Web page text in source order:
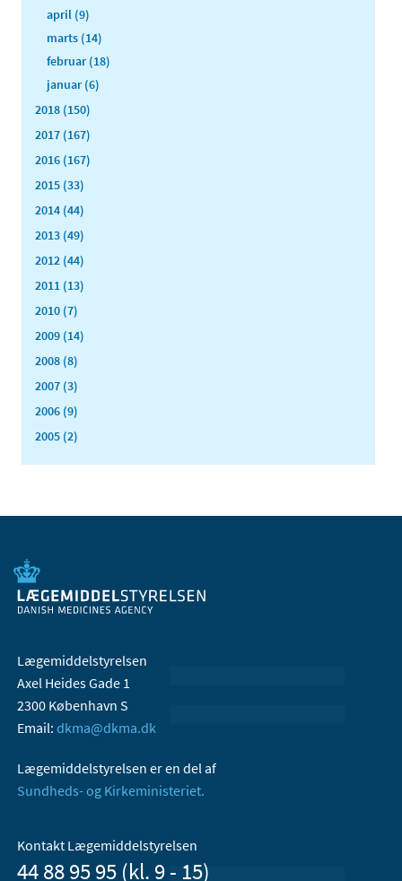
april (9)
marts (14)
februar (18)
januar (6)
2018 (150)
2017 (167)
2016 (167)
2015 (33)
2014 (44)
2013 (49)
2012 (44)
2011 (13)
2010 (7)
2009 (14)
2008 (8)
2007 (3)
2006 (9)
2005 (2)
Lægemiddelstyrelsen
Axel Heides Gade 1
2300 København S
Email: dkma@dkma.dk
Lægemiddelstyrelsen er en del af
Sundheds- og Kirkeministeriet.
Kontakt Lægemiddelstyrelsen
44 88 95 95 (kl. 9 - 15)